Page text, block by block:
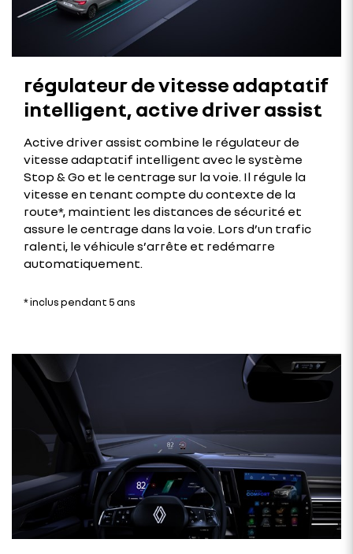
régulateur de vitesse adaptatif
intelligent, active driver assist
Active driver assist combine le régulateur de
vitesse adaptatif intelligent avec le système
Stop & Go et le centrage sur la voie. Il régule la
vitesse en tenant compte du contexte de la
route*, maintient les distances de sécurité et
assure le centrage dans la voie. Lors d’un trafic
ralenti, le véhicule s’arrête et redémarre
automatiquement.
* inclus pendant 5 ans